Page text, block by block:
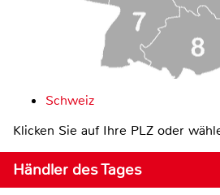
Schweiz
Klicken Sie auf Ihre PLZ oder
Händler des Tages